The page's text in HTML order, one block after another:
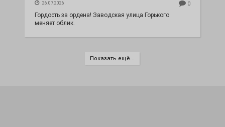
26.07.2026 0
Гордость за ордена! Заводская улица Горького
меняет облик.
Показать ещё...